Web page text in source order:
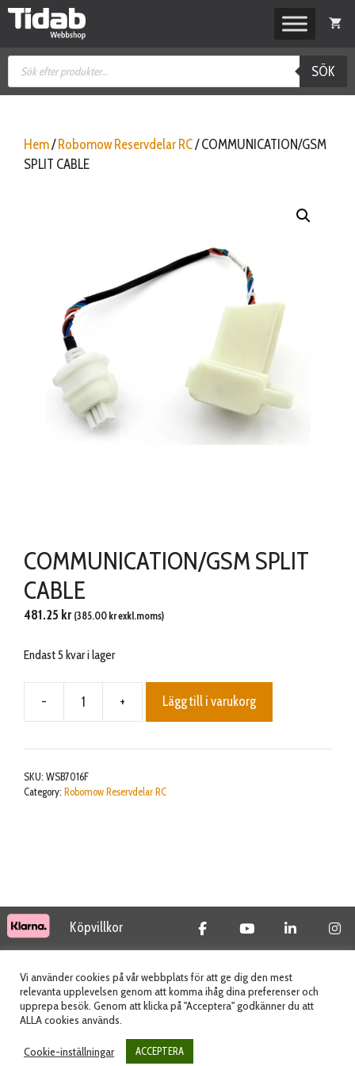
Hoppa
Produktsökning
SÖK
Hem/ Robomow Reservdelar RC/ COMMUNICATION/GSM
SPLIT CABLE
COMMUNICATION/GSM SPLIT
CABLE
481.25 kr (385.00 krexkl.moms)
Endast 5 kvar i lager
-
COMMUNICATION/GSM
CABLE
+ Lägg till i varukorg
SKU: WSB7016F
Category: Robomow Reservdelar RC
Köpvillkor
© 2026 Tidab AB - All Rights Reserved
Vi använder cookies på vår webbplats för att ge dig den mest
relevanta upplevelsen genom att komma ihåg dina preferenser och
upprepa besök. Genom att klicka på "Acceptera" godkänner du att
ALLA cookies används.
Cookie-inställningar ACCEPTERA